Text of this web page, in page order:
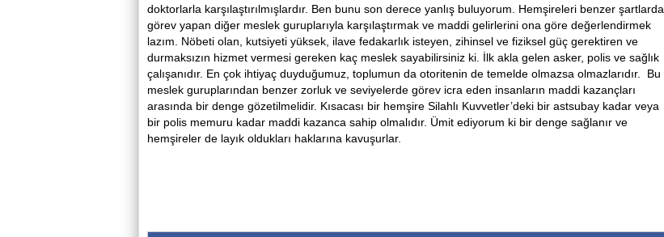
doktorlarla karşılaştırılmışlardır. Ben bunu son derece yanlış buluyorum. Hemşireleri benzer şartlarda
görev yapan diğer meslek guruplarıyla karşılaştırmak ve maddi gelirlerini ona göre değerlendirmek
lazım. Nöbeti olan, kutsiyeti yüksek, ilave fedakarlık isteyen, zihinsel ve fiziksel güç gerektiren ve
durmaksızın hizmet vermesi gereken kaç meslek sayabilirsiniz ki. İlk akla gelen asker, polis ve sağlık
çalışanıdır. En çok ihtiyaç duyduğumuz, toplumun da otoritenin de temelde olmazsa olmazlarıdır. Bu
meslek guruplarından benzer zorluk ve seviyelerde görev icra eden insanların maddi kazançları
arasında bir denge gözetilmelidir. Kısacası bir hemşire Silahlı Kuvvetler’deki bir astsubay kadar veya
bir polis memuru kadar maddi kazanca sahip olmalıdır. Ümit ediyorum ki bir denge sağlanır ve
hemşireler de layık oldukları haklarına kavuşurlar.